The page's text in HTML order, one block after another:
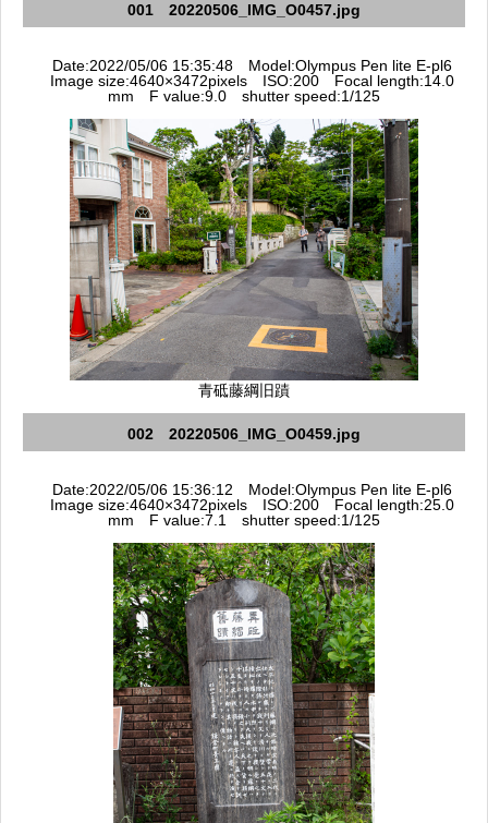
001 20220506_IMG_O0457.jpg
Date:2022/05/06 15:35:48 Model:Olympus Pen lite E-pl6
Image size:4640×3472pixels ISO:200 Focal length:14.0
mm F value:9.0 shutter speed:1/125
青砥藤綱旧蹟
002 20220506_IMG_O0459.jpg
Date:2022/05/06 15:36:12 Model:Olympus Pen lite E-pl6
Image size:4640×3472pixels ISO:200 Focal length:25.0
mm F value:7.1 shutter speed:1/125